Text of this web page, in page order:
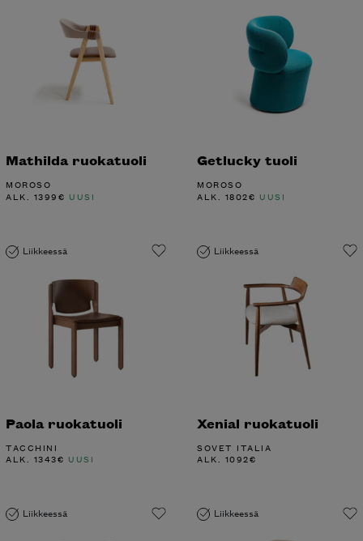
Mathilda ruokatuoli
MOROSO
ALK. 1399€ UUSI
Getlucky tuoli
MOROSO
ALK. 1802€ UUSI
Liikkeessä
Paola ruokatuoli
TACCHINI
ALK. 1343€ UUSI
Liikkeessä
Xenial ruokatuoli
SOVET ITALIA
ALK. 1092€
Liikkeessä Liikkeessä